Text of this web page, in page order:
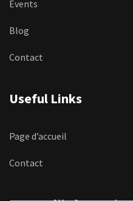
Events
Blog
Contact
Useful Links
Page d’accueil
Contact